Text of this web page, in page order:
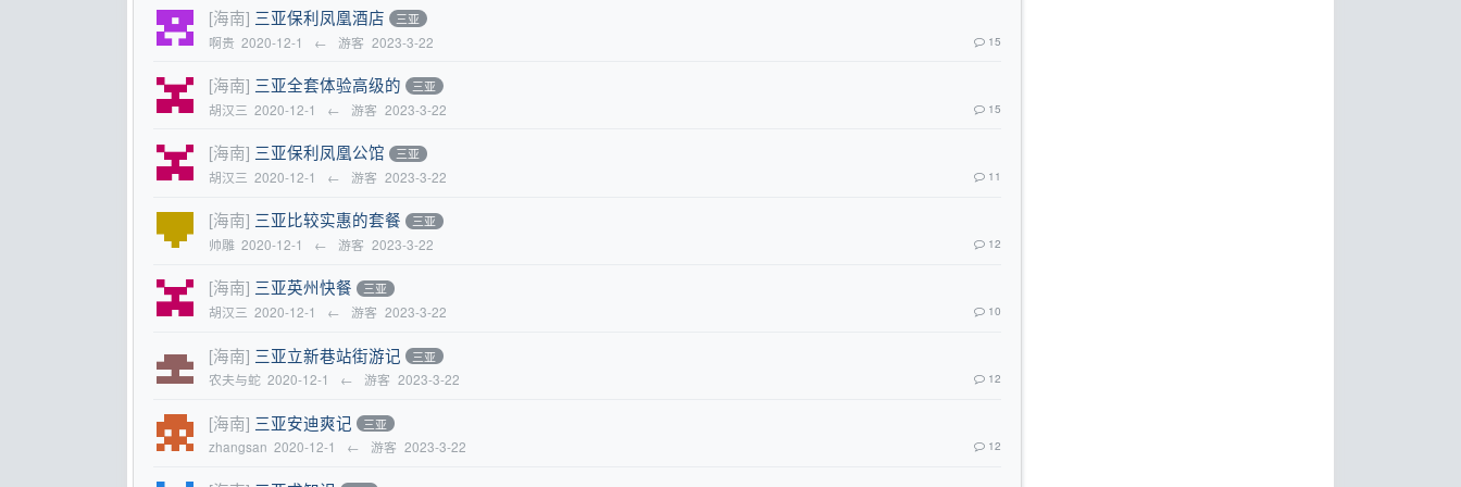
[海南] 三亚保利凤凰酒店 三亚
啊贵 2020-12-1 ← 游客 2023-3-22 15
[海南] 三亚全套体验高级的 三亚
胡汉三 2020-12-1 ← 游客 2023-3-22 15
[海南] 三亚保利凤凰公馆 三亚
胡汉三 2020-12-1 ← 游客 2023-3-22 11
[海南] 三亚比较实惠的套餐 三亚
帅雕 2020-12-1 ← 游客 2023-3-22 12
[海南] 三亚英州快餐 三亚
胡汉三 2020-12-1 ← 游客 2023-3-22 10
[海南] 三亚立新巷站街游记 三亚
农夫与蛇 2020-12-1 ← 游客 2023-3-22 12
[海南] 三亚安迪爽记 三亚
zhangsan 2020-12-1 ← 游客 2023-3-22 12